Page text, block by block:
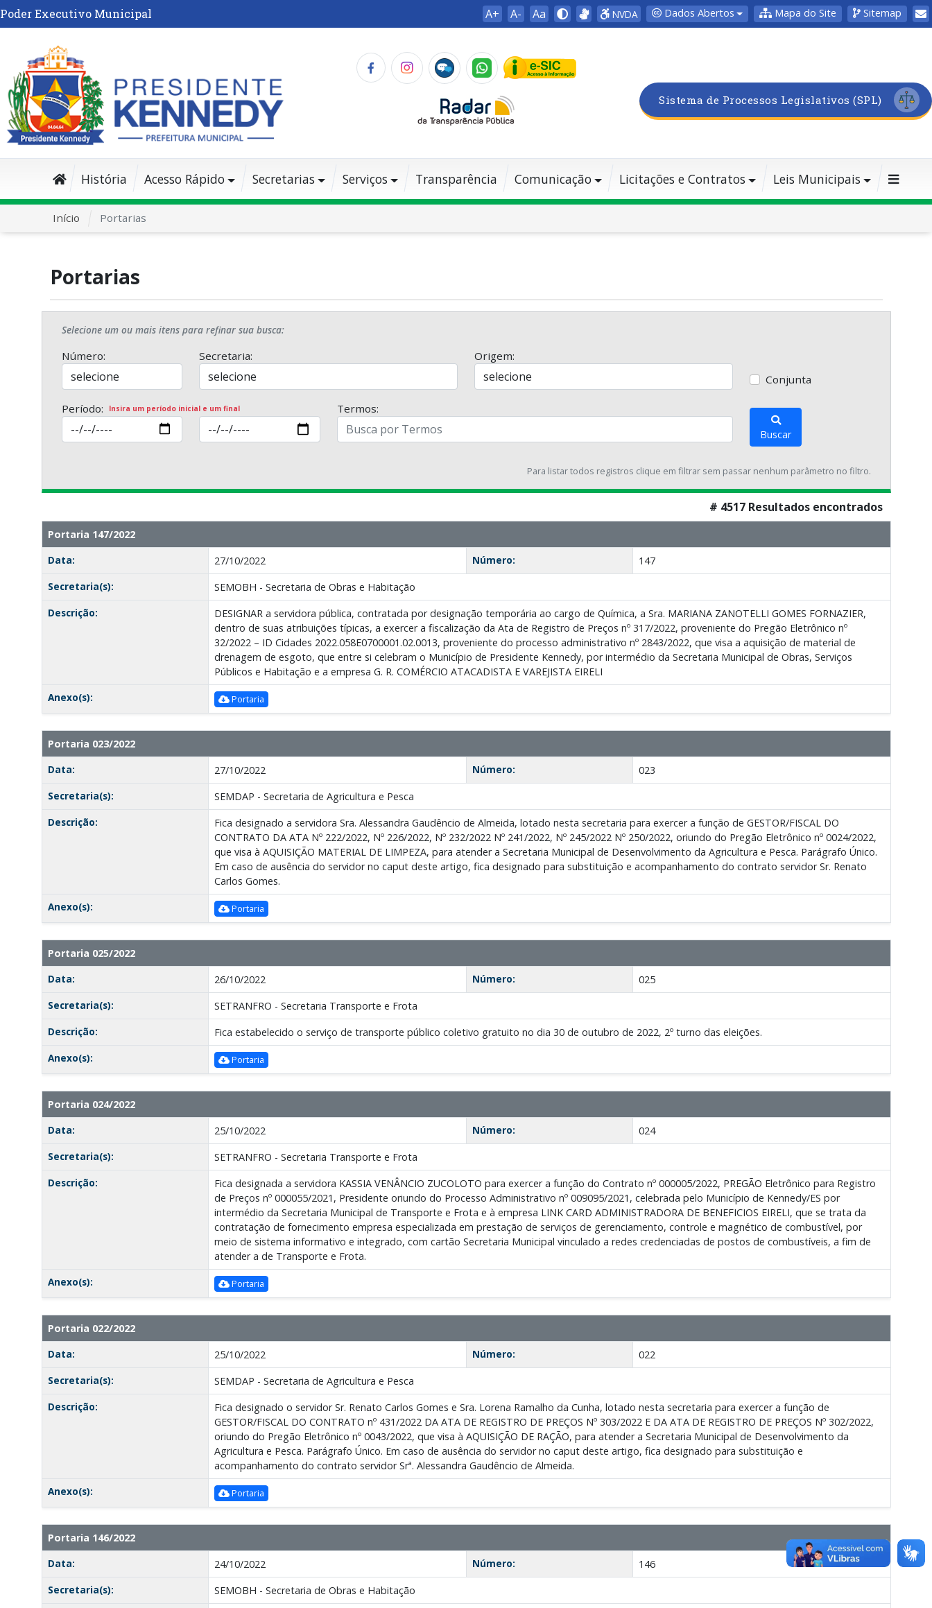
Poder Executivo Municipal A+ A- Aa NVDA Dados Abertos Mapa do Site Sitemap
Sistema de Processos Legislativos (SPL)
História Acesso Rápido Secretarias Serviços Transparência Comunicação Licitações e Contratos Leis Municipais
Início Portarias
Portarias
Selecione um ou mais itens para refinar sua busca:
Número: Secretaria:
Origem:
Conjunta
Período: Insira um período inicial e um final Termos:
Buscar
Para listar todos registros clique em filtrar sem passar nenhum parâmetro no filtro.
# 4517 Resultados encontrados
Portaria 147/2022
Data:
27/10/2022 Número:
147
Secretaria(s):
SEMOBH - Secretaria de Obras e Habitação
Descrição:
DESIGNAR a servidora pública, contratada por designação temporária ao cargo de Química, a Sra. MARIANA ZANOTELLI GOMES FORNAZIER,
dentro de suas atribuições típicas, a exercer a fiscalização da Ata de Registro de Preços nº 317/2022, proveniente do Pregão Eletrônico nº
32/2022 – ID Cidades 2022.058E0700001.02.0013, proveniente do processo administrativo nº 2843/2022, que visa a aquisição de material de
drenagem de esgoto, que entre si celebram o Município de Presidente Kennedy, por intermédio da Secretaria Municipal de Obras, Serviços
Públicos e Habitação e a empresa G. R. COMÉRCIO ATACADISTA E VAREJISTA EIRELI
Anexo(s):
Portaria
Portaria 023/2022
Data:
27/10/2022 Número:
023
Secretaria(s):
SEMDAP - Secretaria de Agricultura e Pesca
Descrição:
Fica designado a servidora Sra. Alessandra Gaudêncio de Almeida, lotado nesta secretaria para exercer a função de GESTOR/FISCAL DO
CONTRATO DA ATA Nº 222/2022, Nº 226/2022, Nº 232/2022 Nº 241/2022, Nº 245/2022 Nº 250/2022, oriundo do Pregão Eletrônico nº 0024/2022,
que visa à AQUISIÇÃO MATERIAL DE LIMPEZA, para atender a Secretaria Municipal de Desenvolvimento da Agricultura e Pesca. Parágrafo Único.
Em caso de ausência do servidor no caput deste artigo, fica designado para substituição e acompanhamento do contrato servidor Sr. Renato
Carlos Gomes.
Anexo(s):
Portaria
Portaria 025/2022
Data:
26/10/2022 Número:
025
Secretaria(s):
SETRANFRO - Secretaria Transporte e Frota
Descrição:
Fica estabelecido o serviço de transporte público coletivo gratuito no dia 30 de outubro de 2022, 2º turno das eleições.
Anexo(s):
Portaria
Portaria 024/2022
Data:
25/10/2022 Número:
024
Secretaria(s):
SETRANFRO - Secretaria Transporte e Frota
Descrição:
Fica designada a servidora KASSIA VENÂNCIO ZUCOLOTO para exercer a função do Contrato nº 000005/2022, PREGÃO Eletrônico para Registro
de Preços nº 000055/2021, Presidente oriundo do Processo Administrativo nº 009095/2021, celebrada pelo Município de Kennedy/ES por
intermédio da Secretaria Municipal de Transporte e Frota e à empresa LINK CARD ADMINISTRADORA DE BENEFICIOS EIRELI, que se trata da
contratação de fornecimento empresa especializada em prestação de serviços de gerenciamento, controle e magnético de combustível, por
meio de sistema informativo e integrado, com cartão Secretaria Municipal vinculado a redes credenciadas de postos de combustíveis, a fim de
atender a de Transporte e Frota.
Anexo(s):
Portaria
Portaria 022/2022
Data:
25/10/2022 Número:
022
Secretaria(s):
SEMDAP - Secretaria de Agricultura e Pesca
Descrição:
Fica designado o servidor Sr. Renato Carlos Gomes e Sra. Lorena Ramalho da Cunha, lotado nesta secretaria para exercer a função de
GESTOR/FISCAL DO CONTRATO nº 431/2022 DA ATA DE REGISTRO DE PREÇOS Nº 303/2022 E DA ATA DE REGISTRO DE PREÇOS Nº 302/2022,
oriundo do Pregão Eletrônico nº 0043/2022, que visa à AQUISIÇÃO DE RAÇÃO, para atender a Secretaria Municipal de Desenvolvimento da
Agricultura e Pesca. Parágrafo Único. Em caso de ausência do servidor no caput deste artigo, fica designado para substituição e
acompanhamento do contrato servidor Srª. Alessandra Gaudêncio de Almeida.
Anexo(s):
Portaria
Portaria 146/2022
Data:
24/10/2022 Número:
146
Secretaria(s):
SEMOBH - Secretaria de Obras e Habitação